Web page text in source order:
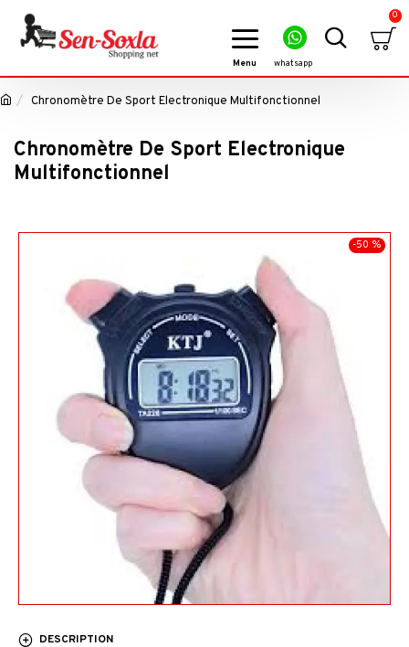
0
Chronomètre De Sport Electronique Multifonctionnel
Chronomètre De Sport Electronique
Multifonctionnel
-50 %
DESCRIPTION